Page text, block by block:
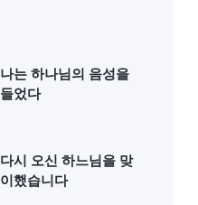
나는 하나님의 음성을
들었다
다시 오신 하느님을 맞
이했습니다